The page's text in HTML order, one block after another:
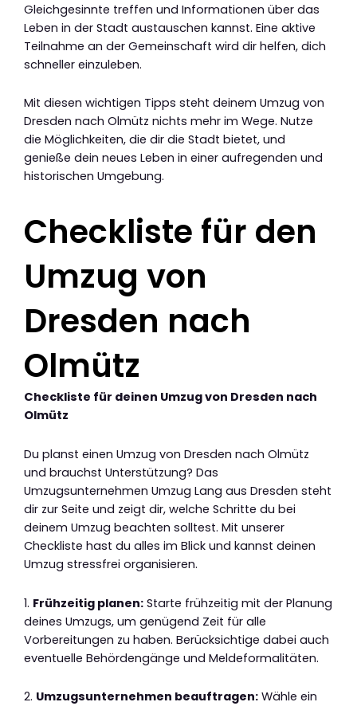
Gleichgesinnte treffen und Informationen über das
Leben in der Stadt austauschen kannst. Eine aktive
Teilnahme an der Gemeinschaft wird dir helfen, dich
schneller einzuleben.
Mit diesen wichtigen Tipps steht deinem Umzug von
Dresden nach Olmütz nichts mehr im Wege. Nutze
die Möglichkeiten, die dir die Stadt bietet, und
genieße dein neues Leben in einer aufregenden und
historischen Umgebung.
Checkliste für den
Umzug von
Dresden nach
Olmütz
Checkliste für deinen Umzug von Dresden nach
Olmütz
Du planst einen Umzug von Dresden nach Olmütz
und brauchst Unterstützung? Das
Umzugsunternehmen Umzug Lang aus Dresden steht
dir zur Seite und zeigt dir, welche Schritte du bei
deinem Umzug beachten solltest. Mit unserer
Checkliste hast du alles im Blick und kannst deinen
Umzug stressfrei organisieren.
1. Frühzeitig planen: Starte frühzeitig mit der Planung
deines Umzugs, um genügend Zeit für alle
Vorbereitungen zu haben. Berücksichtige dabei auch
eventuelle Behördengänge und Meldeformalitäten.
2. Umzugsunternehmen beauftragen: Wähle ein